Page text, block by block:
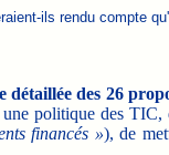
ils rendu compte
des 26
politique des
financés »), de